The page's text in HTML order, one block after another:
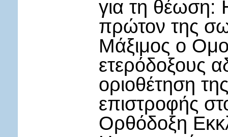
για τη θέωση:
πρώτον της
Μάξιμος ο
ετερόδοξους
οριοθέτηση
επιστροφής
Ορθόδοξη